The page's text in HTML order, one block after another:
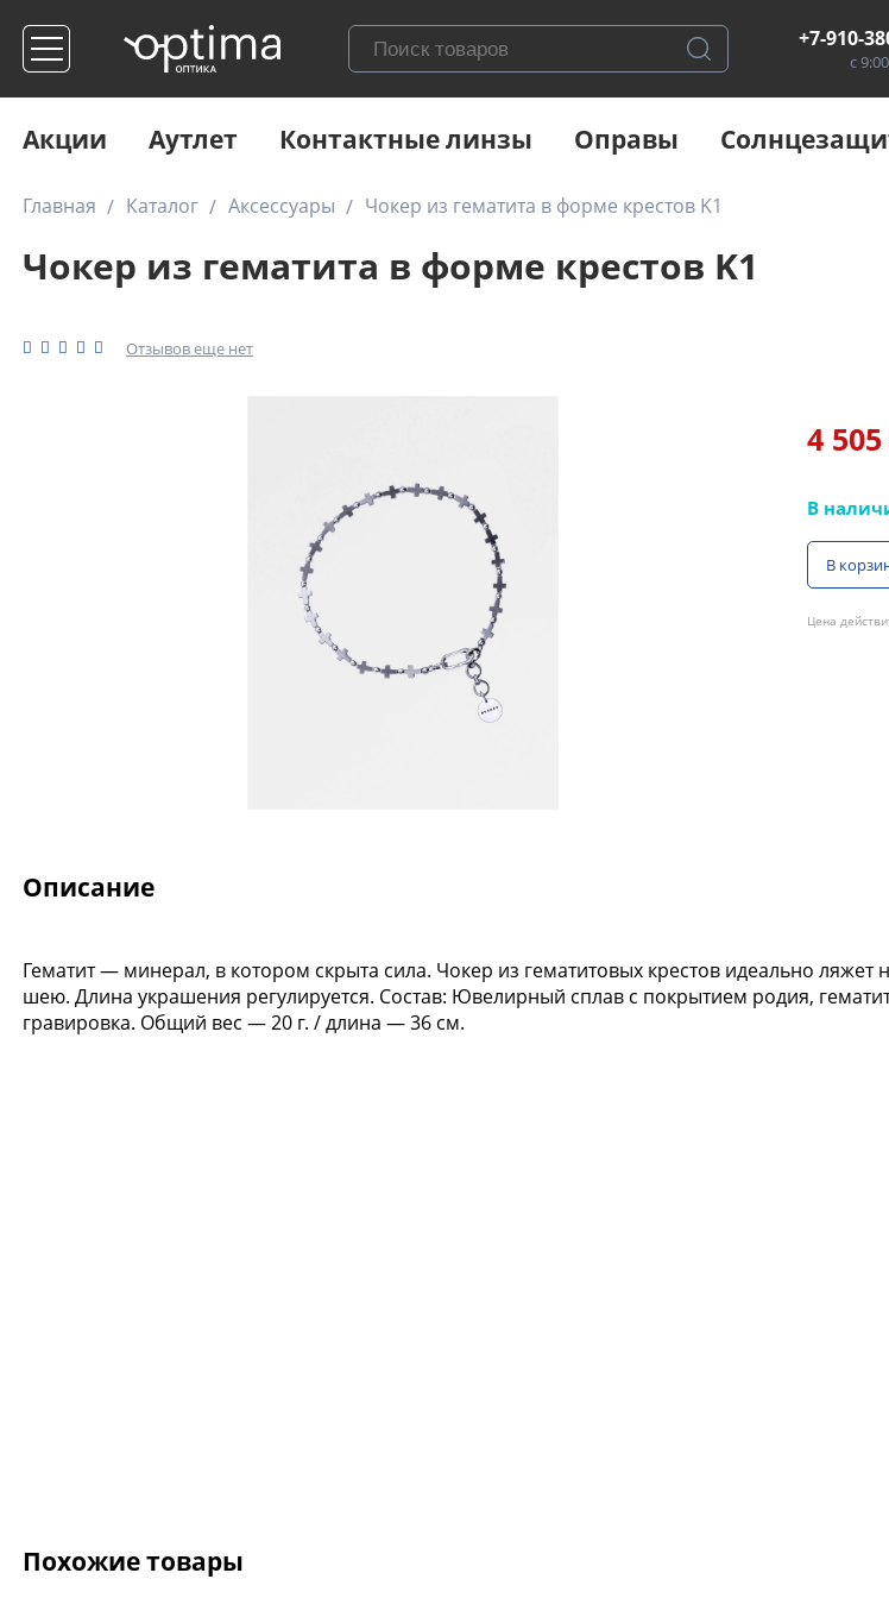
+7-910-
с
Акции Аутлет Контактные линзы Оправы
Главная Каталог Аксессуары Чокер из гематита в форме крестов K1
Чокер из гематита в форме крестов K1
Отзывов еще нет
4
В
В
Цена
Описание
Гематит — минерал, в котором скрыта сила. Чокер из гематитовых крестов идеально ляжет
шею. Длина украшения регулируется. Состав: Ювелирный сплав с покрытием родия,
гравировка. Общий вес — 20 г. / длина — 36 см.
-15% -15%
Похожие товары